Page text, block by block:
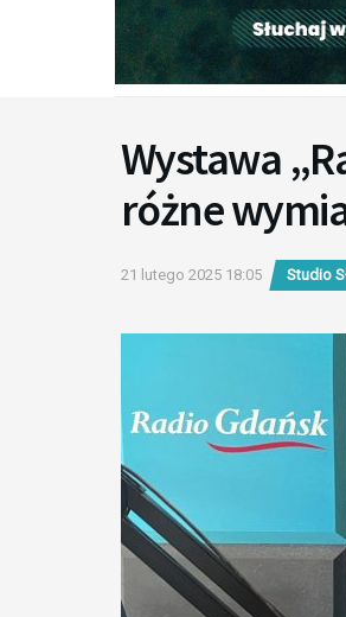
Wystawa
różne
21 lutego 2025 18:05 Studio